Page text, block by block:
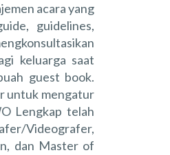
acara yang
guidelines,
keluarga saat
guest book.
untuk mengatur
Lengkap telah
Videografer,
dan Master of